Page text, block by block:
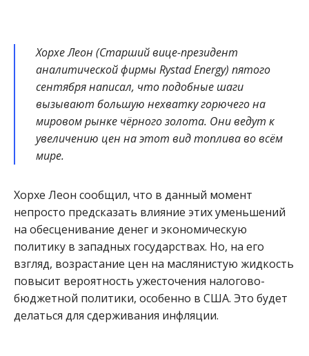
Хорхе Леон (Старший вице-президент
аналитической фирмы Rystad Energy) пятого
сентября написал, что подобные шаги
вызывают большую нехватку горючего на
мировом рынке чёрного золота. Они ведут к
увеличению цен на этот вид топлива во всём
мире.
Хорхе Леон сообщил, что в данный момент
непросто предсказать влияние этих уменьшений
на обесценивание денег и экономическую
политику в западных государствах. Но, на его
взгляд, возрастание цен на маслянистую жидкость
повысит вероятность ужесточения налогово-
бюджетной политики, особенно в США. Это будет
делаться для сдерживания инфляции.